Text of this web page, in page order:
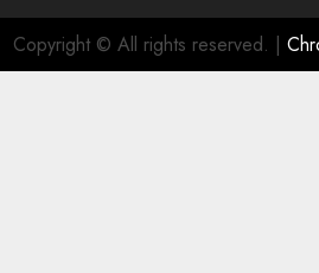
Copyright © All rights reserved. |